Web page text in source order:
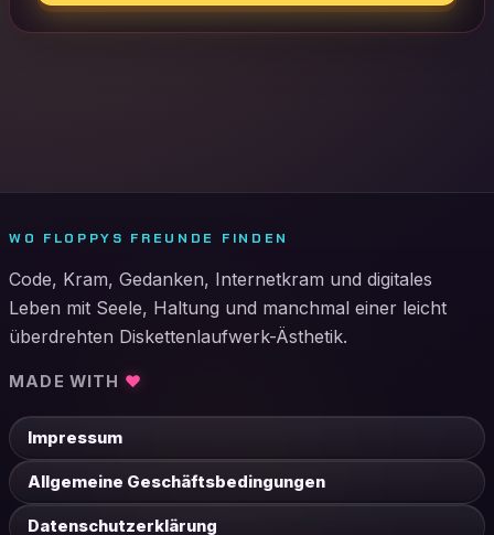
WO FLOPPYS FREUNDE FINDEN
Code, Kram, Gedanken, Internetkram und digitales
Leben mit Seele, Haltung und manchmal einer leicht
überdrehten Diskettenlaufwerk-Ästhetik.
MADE WITH ♥
Impressum
Allgemeine Geschäftsbedingungen
Datenschutzerklärung